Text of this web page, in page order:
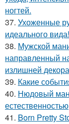
ногтей.
37. Ухоженные
идеального вида!
38. Мужской
направленный
излишней
39. Какие
40. Нюдовый
41. Born Pretty